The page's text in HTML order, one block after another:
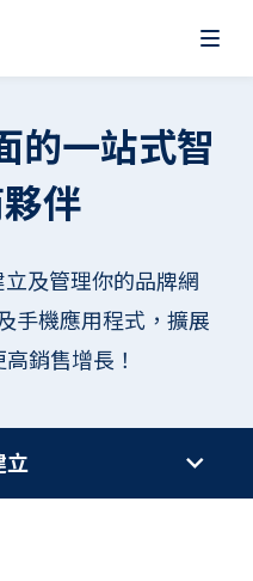
的一站式智
伴
立及管理你的品牌網
手機應用程式，擴展
銷售增長！
立